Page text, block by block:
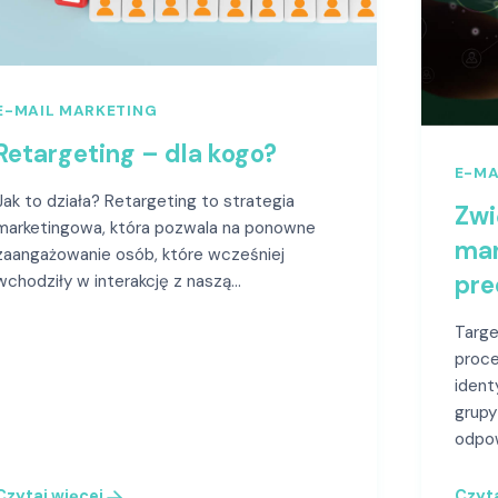
MAIL MARKETING
– dla kogo?
to działa? Retargeting to strategia
która pozwala na ponowne
osób, które wcześniej
w interakcję z naszą…
E-